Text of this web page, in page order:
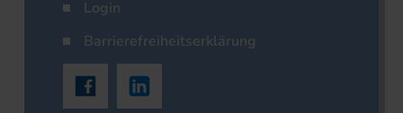
Login
Barrierefreiheitserklärung